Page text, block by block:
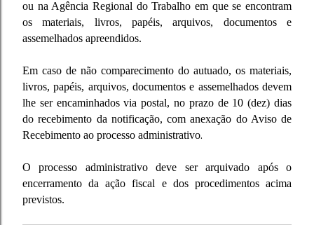
ou na Agência Regional do Trabalho em que se encontram
os materiais, livros, papéis, arquivos, documentos e
assemelhados apreendidos.
Em caso de não comparecimento do autuado, os materiais,
livros, papéis, arquivos, documentos e assemelhados devem
lhe ser encaminhados via postal, no prazo de 10 (dez) dias
do recebimento da notificação, com anexação do Aviso de
Recebimento ao processo administrativo.
O processo administrativo deve ser arquivado após o
encerramento da ação fiscal e dos procedimentos acima
previstos.